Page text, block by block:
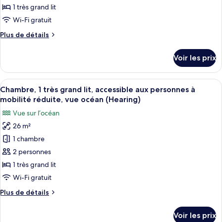
mobilité
réduite,
océan
de
chambre :
1
lit,
accessible
aux
personnes
à
mobilité
réduite,
vue
océan
(Hearing)
1 très grand lit
Wi-Fi gratuit
Plus de détails
Plus
le
type
de
chambre
très
grand
lit,
accessible
personnes
à
réduite,
Voir les prix
Afficher
toutes
photos
pour
ce
type
de
chambre :
1
Une chambre d’hôtel moderne
6
Chambre, 1 très grand lit, accessible aux personnes à
mobilité réduite, vue océan (Hearing)
Vue sur l’océan
26 m²
1 chambre
2 personnes
1 très grand lit
Wi-Fi gratuit
Plus de détails
Plus
Voir les prix